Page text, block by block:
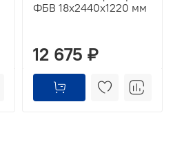
ФБВ 18х2440х1220 мм
12 675 ₽